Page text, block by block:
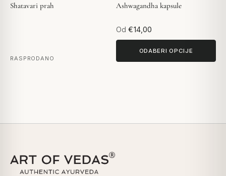
Shatavari prah
RASPRODANO
Ashwagandha kapsule
Od €14,00
ODABERI OPCIJE